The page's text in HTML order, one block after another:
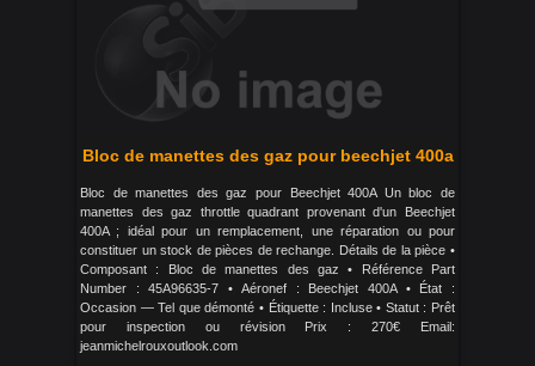
Bloc de manettes des gaz pour beechjet 400a
Bloc de manettes des gaz pour Beechjet 400A Un bloc de
manettes des gaz throttle quadrant provenant d'un Beechjet
400A ; idéal pour un remplacement, une réparation ou pour
constituer un stock de pièces de rechange. Détails de la pièce •
Composant : Bloc de manettes des gaz • Référence Part
Number : 45A96635-7 • Aéronef : Beechjet 400A • État :
Occasion — Tel que démonté • Étiquette : Incluse • Statut : Prêt
pour inspection ou révision Prix : 270€ Email:
jeanmichelrouxoutlook.com